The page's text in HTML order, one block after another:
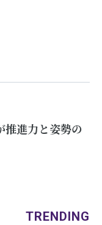
推進力と姿勢の
TRENDING